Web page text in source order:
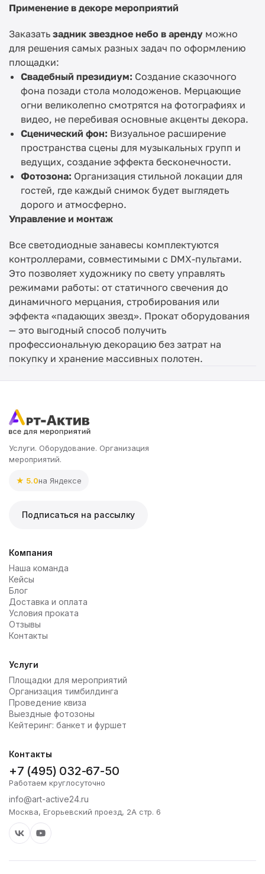
Применение в декоре мероприятий
Заказать задник звездное небо в аренду можно
для решения самых разных задач по оформлению
площадки:
Свадебный президиум: Создание сказочного
фона позади стола молодоженов. Мерцающие
огни великолепно смотрятся на фотографиях и
видео, не перебивая основные акценты декора.
Сценический фон: Визуальное расширение
пространства сцены для музыкальных групп и
ведущих, создание эффекта бесконечности.
Фотозона: Организация стильной локации для
гостей, где каждый снимок будет выглядеть
дорого и атмосферно.
Управление и монтаж
Все светодиодные занавесы комплектуются
контроллерами, совместимыми с DMX-пультами.
Это позволяет художнику по свету управлять
режимами работы: от статичного свечения до
динамичного мерцания, стробирования или
эффекта «падающих звезд». Прокат оборудования
— это выгодный способ получить
профессиональную декорацию без затрат на
покупку и хранение массивных полотен.
Услуги. Оборудование. Организация
мероприятий.
★ 5.0на Яндексе
Подписаться на рассылку
Компания
Наша команда
Кейсы
Блог
Доставка и оплата
Условия проката
Отзывы
Контакты
Услуги
Площадки для мероприятий
Организация тимбилдинга
Проведение квиза
Выездные фотозоны
Кейтеринг: банкет и фуршет
Контакты
+7 (495) 032-67-50
Работаем круглосуточно
info@art-active24.ru
Москва, Егорьевский проезд, 2А стр. 6